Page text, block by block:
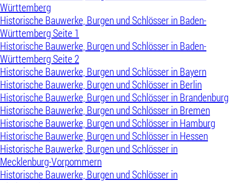
Württemberg
Historische Bauwerke, Burgen und Schlösser in Baden-
Württemberg Seite 1
Historische Bauwerke, Burgen und Schlösser in Baden-
Württemberg Seite 2
Historische Bauwerke, Burgen und Schlösser in Bayern
Historische Bauwerke, Burgen und Schlösser in Berlin
Historische Bauwerke, Burgen und Schlösser in Brandenburg
Historische Bauwerke, Burgen und Schlösser in Bremen
Historische Bauwerke, Burgen und Schlösser in Hamburg
Historische Bauwerke, Burgen und Schlösser in Hessen
Historische Bauwerke, Burgen und Schlösser in
Mecklenburg-Vorpommern
Historische Bauwerke, Burgen und Schlösser in